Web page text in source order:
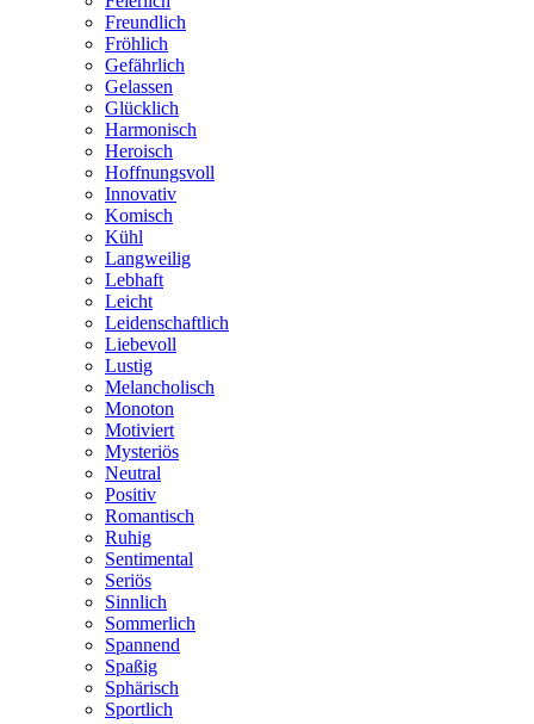
Freundlich
Fröhlich
Gefährlich
Gelassen
Glücklich
Harmonisch
Heroisch
Hoffnungsvoll
Innovativ
Komisch
Kühl
Langweilig
Lebhaft
Leicht
Leidenschaftlich
Liebevoll
Lustig
Melancholisch
Monoton
Motiviert
Mysteriös
Neutral
Positiv
Romantisch
Ruhig
Sentimental
Seriös
Sinnlich
Sommerlich
Spannend
Spaßig
Sphärisch
Sportlich